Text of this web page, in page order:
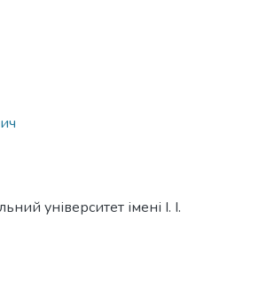
університет імені І. І.